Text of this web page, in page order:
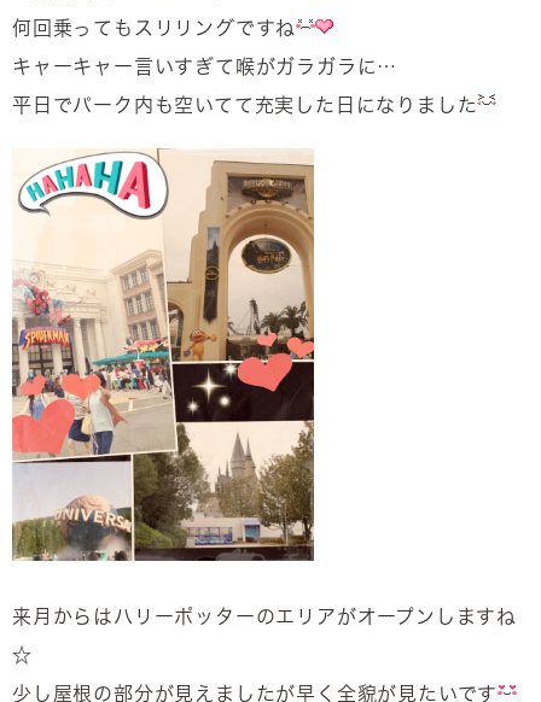
何回乗ってもスリリングですね
キャーキャー言いすぎて喉がガラガラに…
平日でパーク内も空いてて充実した日になりました
来月からはハリーポッターのエリアがオープンしますね
☆
少し屋根の部分が見えましたが早く全貌が見たいです